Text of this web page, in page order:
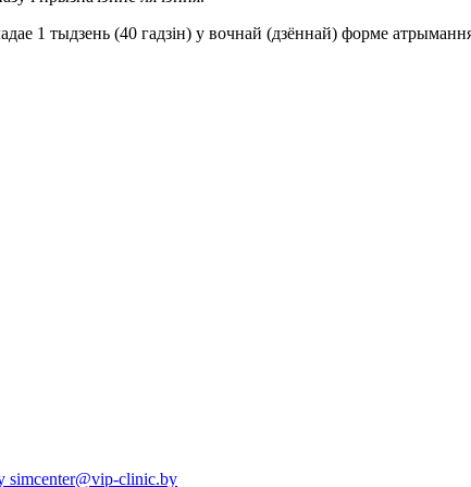
1 тыдзень (40 гадзін) у вочнай (дзённай) форме
simcenter@vip-clinic.by